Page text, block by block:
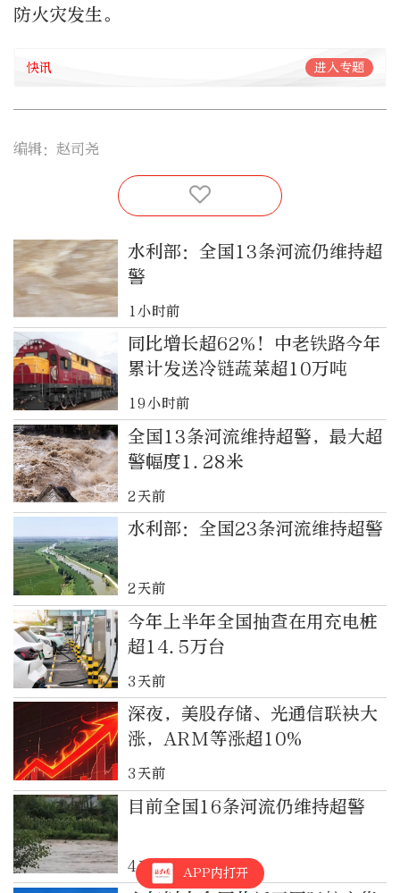
防火灾发生。
快讯 进入专题
编辑：赵司尧
水利部：全国13条河流仍维持超
警
1小时前
同比增长超62%！中老铁路今年
累计发送冷链蔬菜超10万吨
19小时前
全国13条河流维持超警，最大超
警幅度1.28米
2天前
水利部：全国23条河流维持超警
2天前
今年上半年全国抽查在用充电桩
超14.5万台
3天前
深夜，美股存储、光通信联袂大
涨，ARM等涨超10%
3天前
目前全国16条河流仍维持超警
4天前 APP内打开